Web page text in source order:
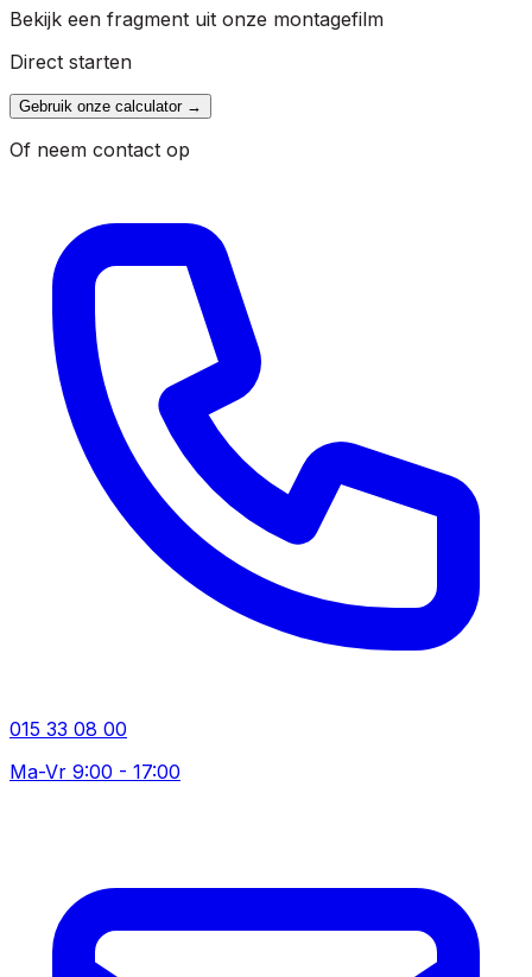
Bekijk een fragment uit onze montagefilm
Direct starten
Gebruik onze calculator→
Of neem contact op
015 33 08 00
Ma-Vr 9:00 - 17:00